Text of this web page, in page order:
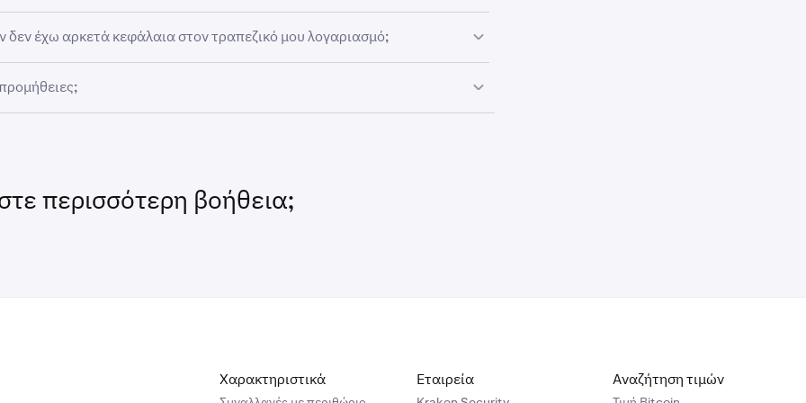
σύνδεσης του Plaid.
επιλέξτε το περιουσιακό στοιχείο, τη συχνότητα και το ποσό που θέλετε
κάνετε διαχείριση, παύση ή ακύρωση των επαναλαμβανόμενων αγορών
στιγμή μέσω των ρυθμίσεων του λογαριασμού σας στο Kraken.
δεν έχω αρκετά κεφάλαια στον τραπεζικό μου λογαριασμό;
επαρκή κεφάλαια, η προγραμματισμένη επαναλαμβανόμενη αγορά σας
Καλύτερα να βεβαιωθείτε ότι ο λογαριασμός σας έχει επαρκές
από την ημερομηνία συναλλαγής για να αποφύγετε διακοπές.
περισσότερη βοήθεια;
Χαρακτηριστικά Εταιρεία Αναζήτηση τιμών